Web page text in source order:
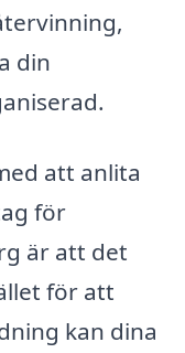
din
att anlita
för
är att det
för att
kan dina